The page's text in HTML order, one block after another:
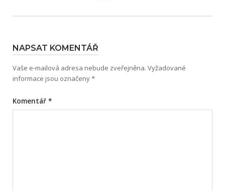
NAPSAT KOMENTÁŘ
Vaše e-mailová adresa nebude zveřejněna. Vyžadované
informace jsou označeny*
Komentář *